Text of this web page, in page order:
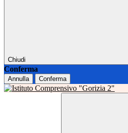
Chiudi
Conferma
Annulla Conferma